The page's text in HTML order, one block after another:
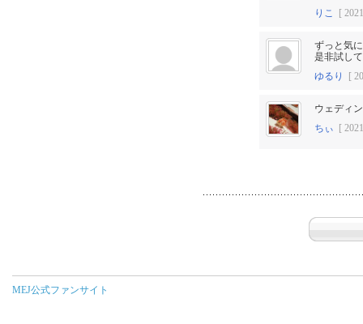
りこ
[
ずっと気
是非試し
ゆるり
[
ウェディ
ちぃ [
MEJ公式ファンサイト